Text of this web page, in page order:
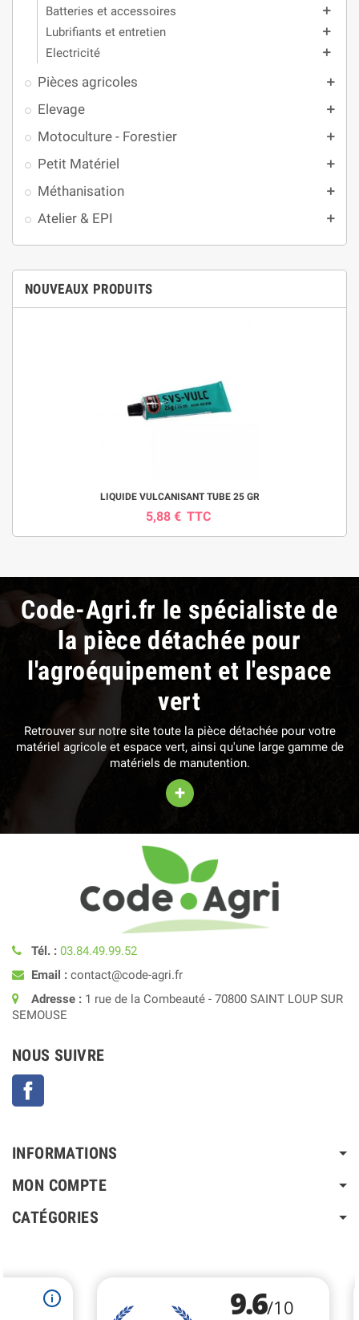
Batteries et accessoires add
Lubrifiants et entretien add
Electricité add
Pièces agricoles add
Elevage add
Motoculture - Forestier add
Petit Matériel add
Méthanisation add
Atelier & EPI add
NOUVEAUX PRODUITS
LIQUIDE VULCANISANT TUBE 25 GR
5,88 € TTC
(1 avis)
Code-Agri.fr le spécialiste de
la pièce détachée pour
l'agroéquipement et l'espace
vert
Retrouver sur notre site toute la pièce détachée pour votre
matériel agricole et espace vert, ainsi qu'une large gamme de
matériels de manutention.
+
Tél. : 03.84.49.99.52
Email : contact@code-agri.fr
Adresse : 1 rue de la Combeauté - 70800 SAINT LOUP SUR
SEMOUSE
NOUS SUIVRE
INFORMATIONS
MON COMPTE
CATÉGORIES